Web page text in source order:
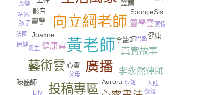
黃老師
向立綱老師
廣播
投稿專區
藝術雲 李永然律師
真實故事
健康雲
靈學雲
心靈
李醫師
靈體
Joanne
靈學
SpongeSis
影音
Aurora
健康
陳醫師
養生
保健
Lily 翻轉
沙姐
父母
大陸
孩子
時尚
改變
法國
過敏
感情